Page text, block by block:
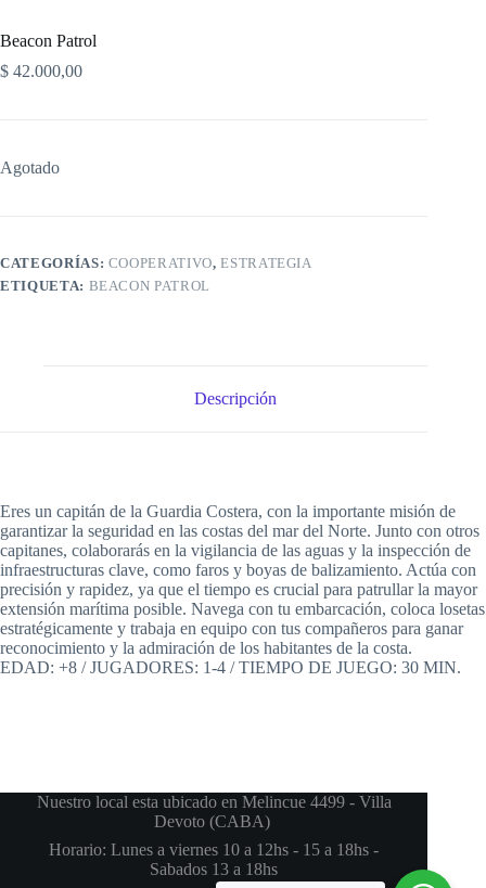
Beacon Patrol
$ 42.000,00
Agotado
CATEGORÍAS: COOPERATIVO,ESTRATEGIA
ETIQUETA: BEACON PATROL
Descripción
Eres un capitán de la Guardia Costera, con la importante misión de
garantizar la seguridad en las costas del mar del Norte. Junto con otros
capitanes, colaborarás en la vigilancia de las aguas y la inspección de
infraestructuras clave, como faros y boyas de balizamiento. Actúa con
precisión y rapidez, ya que el tiempo es crucial para patrullar la mayor
extensión marítima posible. Navega con tu embarcación, coloca losetas
estratégicamente y trabaja en equipo con tus compañeros para ganar
reconocimiento y la admiración de los habitantes de la costa.
EDAD: +8 / JUGADORES: 1-4 / TIEMPO DE JUEGO: 30 MIN.
Nuestro local esta ubicado en Melincue 4499 - Villa
Devoto (CABA)
Horario: Lunes a viernes 10 a 12hs - 15 a 18hs -
Sabados 13 a 18hs